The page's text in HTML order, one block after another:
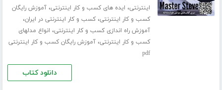
اینترنتی، ایده های کسب و کار اینترنتی،آموزش رایگان
کسب و کار اینترنتی،کسب و کار اینترنتی در ایران،
آموزش راه اندازی کسب و کار اینترنتی، انواع مدلهای
کسب و کار اینترنتی،آموزش رایگان کسب و کار اینترنتی
pdf
دانلود کتاب